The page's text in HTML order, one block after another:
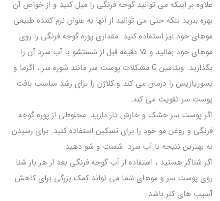
علاوه بر اینکه می توانید گوجه فرنگی را میل کنید و از خواص آن
بهره ببرید بلکه حتی می توانید از آنها به عنوان نرم کننده طبیعی
موهای خود نیز استفاده کنید. مقداری پوره گوجه فرنگی را روی
موهای خود بمالید و 15 دقیقه قبل از شستشو با آب سرد آن را
بگذارید. ویتامین C مشکلات پوست سر مانند شوره سر ، اگزما و
پسوریازیس را درمان می کند و کلاژن را برای رشد مناسب بافت
پوست سر تقویت می کند.
اگر پوست سر خشک و خارش دار دارید مخلوطی از پوره گوجه
فرنگی و روغن مو خود را برای تسکین استفاده کنید. برای رسیدن
به بهترین نتیجه با آب سرد شست و شو دهید.
اگر شناگر هستید ، استفاده از آب گوجه فرنگی بعد از هر بار شنا
روی پوست سر و موهای شما می تواند کمک بزرگی برای کاهش
آسیب های کلر باشد.